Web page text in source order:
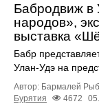
Бабродвиж в
народов»,
выставка
Бабр
Улан-Удэ на
Автор: Бармалей
Бурятия
4672